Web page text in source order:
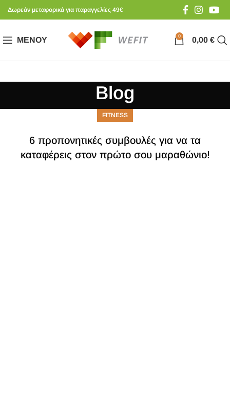
Δωρεάν μεταφορικά για παραγγελίες 49€
ΜΕΝΟΎ 0 0,00 €
Blog
FITNESS
6 προπονητικές συμβουλές για να τα
καταφέρεις στον πρώτο σου μαραθώνιο!